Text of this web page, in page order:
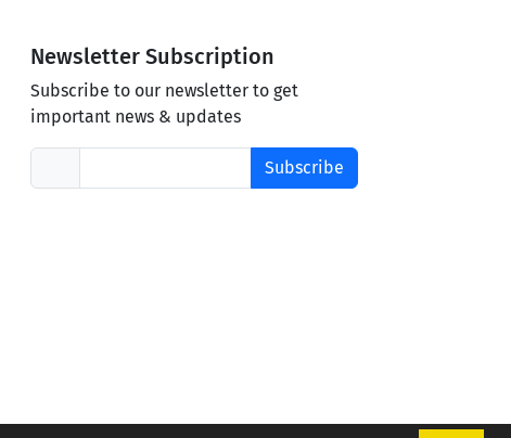
Newsletter Subscription
Subscribe to our newsletter to get
important news & updates
Subscribe